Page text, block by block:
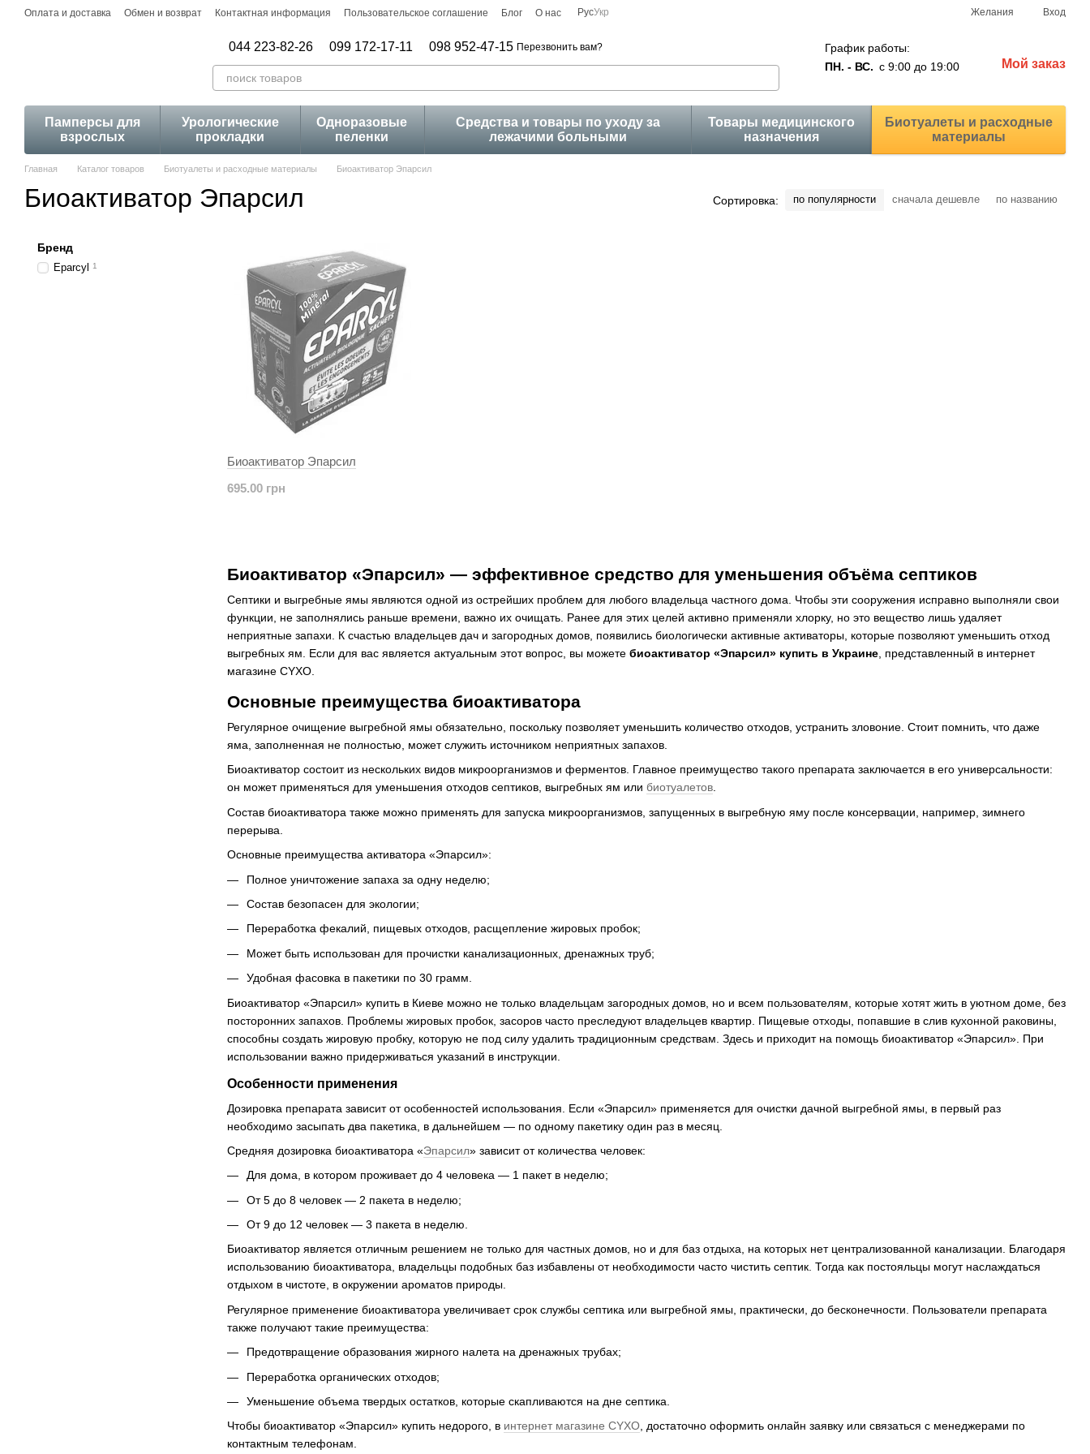
Перейти к основному контенту
Оплата и доставка Обмен и возврат Контактная информация Пользовательское соглашение Блог О нас РусУкр Желания Вход
044 223-82-26 099 172-17-11 098 952-47-15 Перезвонить вам?
График работы:
ПН. - ВС. с 9:00 до 19:00 Мой заказ
Памперсы для
взрослых
Урологические
прокладки
Одноразовые
пеленки
Средства и товары по уходу за
лежачими больными
Товары медицинского
назначения
Биотуалеты и расходные
материалы
Главная Каталог товаров Биотуалеты и расходные материалы Биоактиватор Эпарсил
Биоактиватор Эпарсил Сортировка: по популярности сначала дешевле по названию
Биоактиватор «Эпарсил» — эффективное средство для уменьшения объёма септиков
Септики и выгребные ямы являются одной из острейших проблем для любого владельца частного дома. Чтобы эти сооружения исправно выполняли свои
функции, не заполнялись раньше времени, важно их очищать. Ранее для этих целей активно применяли хлорку, но это вещество лишь удаляет
неприятные запахи. К счастью владельцев дач и загородных домов, появились биологически активные активаторы, которые позволяют уменьшить отход
выгребных ям. Если для вас является актуальным этот вопрос, вы можете биоактиватор «Эпарсил» купить в Украине , представленный в интернет
магазине CYXO.
Основные преимущества биоактиватора
Регулярное очищение выгребной ямы обязательно, поскольку позволяет уменьшить количество отходов, устранить зловоние. Стоит помнить, что даже
яма, заполненная не полностью, может служить источником неприятных запахов.
Биоактиватор состоит из нескольких видов микроорганизмов и ферментов. Главное преимущество такого препарата заключается в его универсальности:
он может применяться для уменьшения отходов септиков, выгребных ям или биотуалетов.
Состав биоактиватора также можно применять для запуска микроорганизмов, запущенных в выгребную яму после консервации, например, зимнего
перерыва.
Основные преимущества активатора «Эпарсил»:
Полное уничтожение запаха за одну неделю;
Состав безопасен для экологии;
Переработка фекалий, пищевых отходов, расщепление жировых пробок;
Может быть использован для прочистки канализационных, дренажных труб;
Удобная фасовка в пакетики по 30 грамм.
Биоактиватор «Эпарсил» купить в Киеве можно не только владельцам загородных домов, но и всем пользователям, которые хотят жить в уютном доме, без
посторонних запахов. Проблемы жировых пробок, засоров часто преследуют владельцев квартир. Пищевые отходы, попавшие в слив кухонной раковины,
способны создать жировую пробку, которую не под силу удалить традиционным средствам. Здесь и приходит на помощь биоактиватор «Эпарсил». При
использовании важно придерживаться указаний в инструкции.
Особенности применения
Дозировка препарата зависит от особенностей использования. Если «Эпарсил» применяется для очистки дачной выгребной ямы, в первый раз
необходимо засыпать два пакетика, в дальнейшем — по одному пакетику один раз в месяц.
Средняя дозировка биоактиватора «Эпарсил» зависит от количества человек:
Для дома, в котором проживает до 4 человека — 1 пакет в неделю;
От 5 до 8 человек — 2 пакета в неделю;
От 9 до 12 человек — 3 пакета в неделю.
Биоактиватор является отличным решением не только для частных домов, но и для баз отдыха, на которых нет централизованной канализации. Благодаря
использованию биоактиватора, владельцы подобных баз избавлены от необходимости часто чистить септик. Тогда как постояльцы могут наслаждаться
отдыхом в чистоте, в окружении ароматов природы.
Регулярное применение биоактиватора увеличивает срок службы септика или выгребной ямы, практически, до бесконечности. Пользователи препарата
также получают такие преимущества:
Предотвращение образования жирного налета на дренажных трубах;
Переработка органических отходов;
Уменьшение объема твердых остатков, которые скапливаются на дне септика.
Чтобы биоактиватор «Эпарсил» купить недорого, в интернет магазине CYXO, достаточно оформить онлайн заявку или связаться с менеджерами по
контактным телефонам.
Биоактиватор Эпарсил
695.00 грн
Бренд
Eparcyl 1